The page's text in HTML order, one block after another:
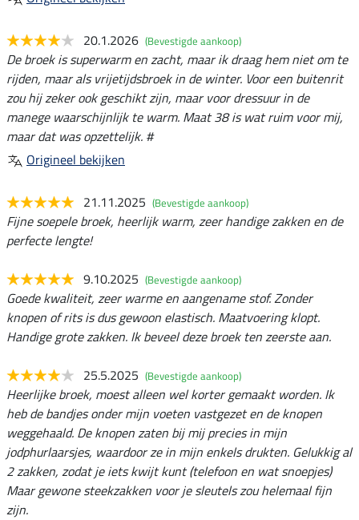
20.1.2026 (Bevestigde aankoop)
De broek is superwarm en zacht, maar ik draag hem niet om te
rijden, maar als vrijetijdsbroek in de winter. Voor een buitenrit
zou hij zeker ook geschikt zijn, maar voor dressuur in de
manege waarschijnlijk te warm. Maat 38 is wat ruim voor mij,
maar dat was opzettelijk. #
Origineel bekijken
21.11.2025 (Bevestigde aankoop)
Fijne soepele broek, heerlijk warm, zeer handige zakken en de
perfecte lengte!
9.10.2025 (Bevestigde aankoop)
Goede kwaliteit, zeer warme en aangename stof. Zonder
knopen of rits is dus gewoon elastisch. Maatvoering klopt.
Handige grote zakken. Ik beveel deze broek ten zeerste aan.
25.5.2025 (Bevestigde aankoop)
Heerlijke broek, moest alleen wel korter gemaakt worden. Ik
heb de bandjes onder mijn voeten vastgezet en de knopen
weggehaald. De knopen zaten bij mij precies in mijn
jodphurlaarsjes, waardoor ze in mijn enkels drukten. Gelukkig al
2 zakken, zodat je iets kwijt kunt (telefoon en wat snoepjes)
Maar gewone steekzakken voor je sleutels zou helemaal fijn
zijn.